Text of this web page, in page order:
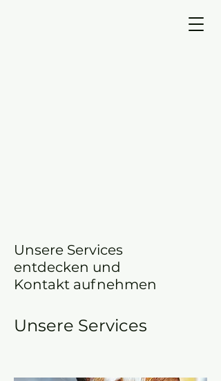
Unsere Services
entdecken und
Kontakt aufnehmen
Unsere Services